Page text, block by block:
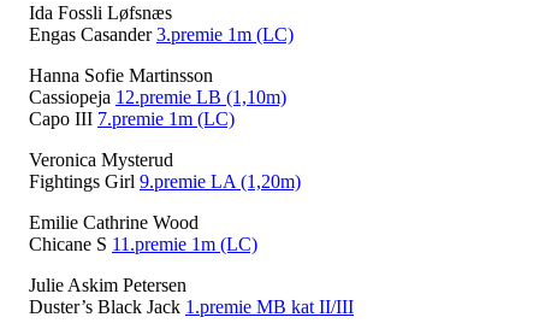
Ida Fossli Løfsnæs
Engas Casander3.premie 1m (LC)
Hanna Sofie Martinsson
Cassiopeja 12.premie LB (1,10m)
Capo III 7.premie 1m (LC)
Veronica Mysterud
Fightings Girl 9.premie LA (1,20m)
Emilie Cathrine Wood
Chicane S 11.premie 1m (LC)
Julie Askim Petersen
Duster’s Black Jack 1.premie MB kat II/III